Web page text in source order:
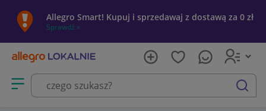
Allegro Smart! Kupuj i sprzedawaj z dostawą za 0 zł
Sprawdź »
Otwórz menu z kategoriami
szukaj